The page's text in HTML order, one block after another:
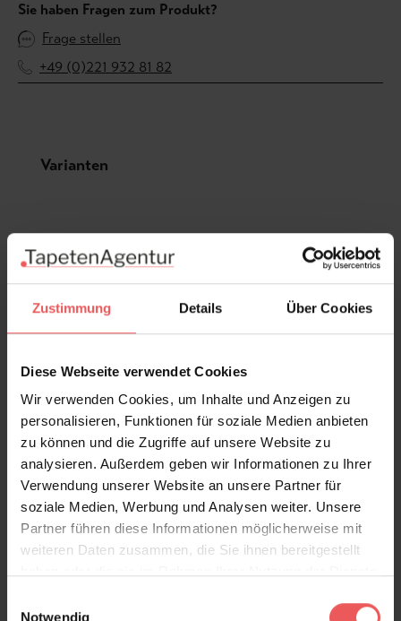
Zustimmung Details Über Cookies
Diese Webseite verwendet Cookies
Wir verwenden Cookies, um Inhalte und Anzeigen zu
personalisieren, Funktionen für soziale Medien anbieten
zu können und die Zugriffe auf unsere Website zu
analysieren. Außerdem geben wir Informationen zu Ihrer
Verwendung unserer Website an unsere Partner für
soziale Medien, Werbung und Analysen weiter. Unsere
Partner führen diese Informationen möglicherweise mit
weiteren Daten zusammen, die Sie ihnen bereitgestellt
Notwendig
Sie haben Fragen zum Produkt?
Frage stellen
+49 (0)221 932 81 82
Produktgalerie überspringen
Varianten